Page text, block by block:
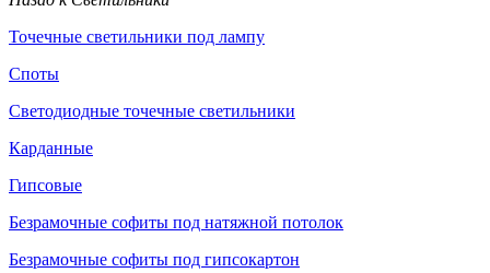
Точечные светильники под лампу
Споты
Светодиодные точечные светильники
Карданные
Гипсовые
Безрамочные софиты под натяжной потолок
Безрамочные софиты под гипсокартон